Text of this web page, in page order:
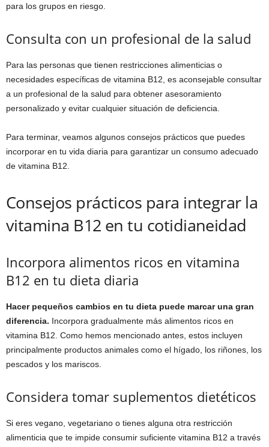
para los grupos en riesgo.
Consulta con un profesional de la salud
Para las personas que tienen restricciones alimenticias o
necesidades específicas de vitamina B12, es aconsejable consultar
a un profesional de la salud para obtener asesoramiento
personalizado y evitar cualquier situación de deficiencia.
Para terminar, veamos algunos consejos prácticos que puedes
incorporar en tu vida diaria para garantizar un consumo adecuado
de vitamina B12.
Consejos prácticos para integrar la
vitamina B12 en tu cotidianeidad
Incorpora alimentos ricos en vitamina
B12 en tu dieta diaria
Hacer pequeños cambios en tu dieta puede marcar una gran
diferencia. Incorpora gradualmente más alimentos ricos en
vitamina B12. Como hemos mencionado antes, estos incluyen
principalmente productos animales como el hígado, los riñones, los
pescados y los mariscos.
Considera tomar suplementos dietéticos
Si eres vegano, vegetariano o tienes alguna otra restricción
alimenticia que te impide consumir suficiente vitamina B12 a través